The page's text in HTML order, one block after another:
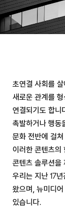
초연결 사회를
새로운 관계를
연결되기도 합니
촉발하거나 행동
문화 전반에 걸
이러한 콘텐츠의
콘텐츠 솔루션을
우리는 지난 17년
왔으며, 뉴미디
있습니다.